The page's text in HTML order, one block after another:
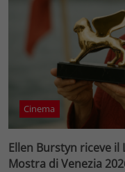
Cinema
Ellen Burstyn riceve il
Mostra di Venezia